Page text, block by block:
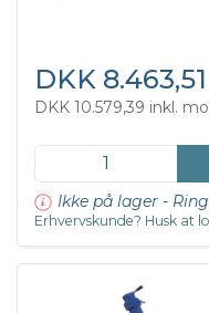
DKK 8.463,51
DKK 10.579,39 inkl.
Ikke på lager -
Erhvervskunde? Husk at